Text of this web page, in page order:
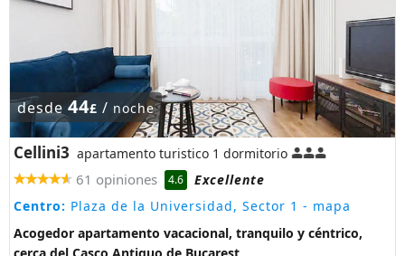
desde 44£ / noche
Cellini3 apartamento turistico 1 dormitorio
61 opiniones 4.6
Excellente
Centro: Plaza de la Universidad, Sector 1 - mapa
Acogedor apartamento vacacional, tranquilo y céntrico,